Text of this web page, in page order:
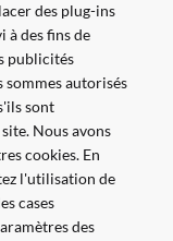
des plug-ins
à des fins de
publicités
autorisés
sont
Nous avons
cookies. En
l'utilisation de
cases
des